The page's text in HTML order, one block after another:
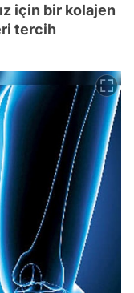
için bir kolajen
tercih